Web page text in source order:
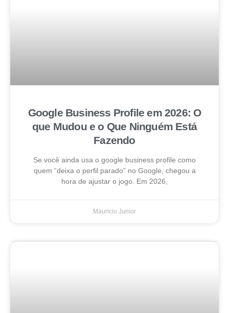
Google Business Profile em 2026: O
que Mudou e o Que Ninguém Está
Fazendo
Se você ainda usa o google business profile como
quem “deixa o perfil parado” no Google, chegou a
hora de ajustar o jogo. Em 2026,
Mauricio Junior